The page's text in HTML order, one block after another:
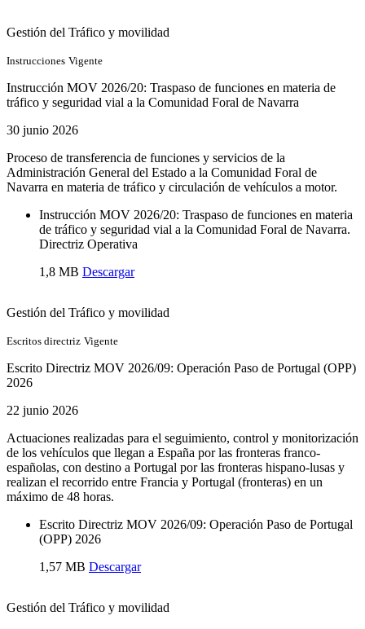
Gestión del Tráfico y movilidad
Instrucciones Vigente
Instrucción MOV 2026/20: Traspaso de funciones en materia de
tráfico y seguridad vial a la Comunidad Foral de Navarra
30 junio 2026
Proceso de transferencia de funciones y servicios de la
Administración General del Estado a la Comunidad Foral de
Navarra en materia de tráfico y circulación de vehículos a motor.
Instrucción MOV 2026/20: Traspaso de funciones en materia
de tráfico y seguridad vial a la Comunidad Foral de Navarra.
Directriz Operativa
1,8 MB Descargar
Gestión del Tráfico y movilidad
Escritos directriz Vigente
Escrito Directriz MOV 2026/09: Operación Paso de Portugal (OPP)
2026
22 junio 2026
Actuaciones realizadas para el seguimiento, control y monitorización
de los vehículos que llegan a España por las fronteras franco-
españolas, con destino a Portugal por las fronteras hispano-lusas y
realizan el recorrido entre Francia y Portugal (fronteras) en un
máximo de 48 horas.
Escrito Directriz MOV 2026/09: Operación Paso de Portugal
(OPP) 2026
1,57 MB Descargar
Gestión del Tráfico y movilidad